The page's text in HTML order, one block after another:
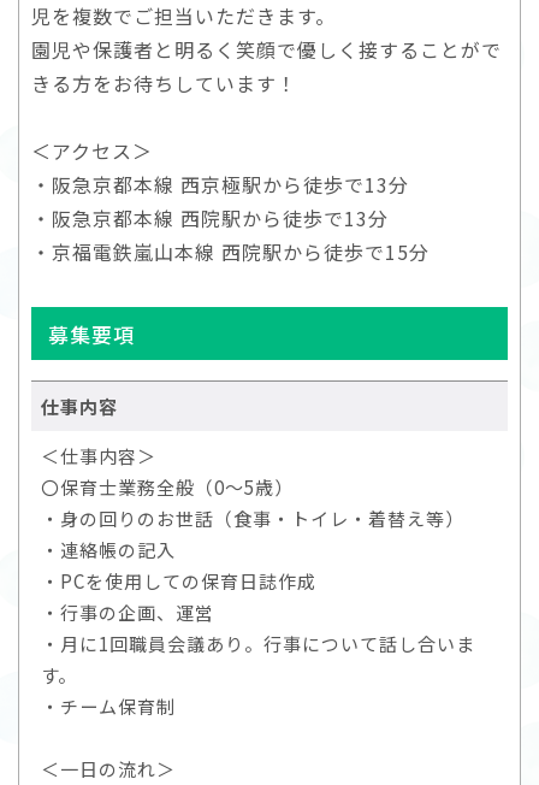
児を複数でご担当いただきます。
園児や保護者と明るく笑顔で優しく接することがで
きる方をお待ちしています！
＜アクセス＞
・阪急京都本線 西京極駅から徒歩で13分
・阪急京都本線 西院駅から徒歩で13分
・京福電鉄嵐山本線 西院駅から徒歩で15分
募集要項
仕事内容
＜仕事内容＞
〇保育士業務全般（0～5歳）
・身の回りのお世話（食事・トイレ・着替え等）
・連絡帳の記入
・PCを使用しての保育日誌作成
・行事の企画、運営
・月に1回職員会議あり。行事について話し合いま
す。
・チーム保育制
＜一日の流れ＞